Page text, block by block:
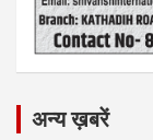
अन्य ख़बरें